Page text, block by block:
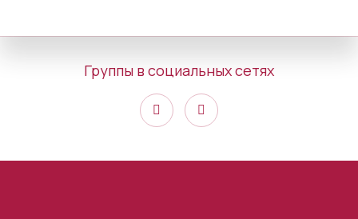
Группы в социальных сетях